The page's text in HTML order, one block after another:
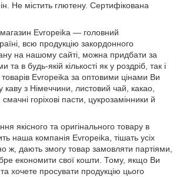
Не містить глютену. Сертифікована
Evropeika — головний
всю продукцію закордонного
на нашому сайті, можна придбати за
в будь-якій кількості як у роздріб, так і
товарів Evropeika за оптовими цінами Ви
каву з Німеччини, листовий чай, какао,
горіхові пасти, цукрозамінники й
якісного та оригінального товару в
наша компанія Evropeika, тішать усіх
ж, дають змогу товар замовляти партіями,
економити свої кошти. Тому, якщо Ви
хочете просувати продукцію цього